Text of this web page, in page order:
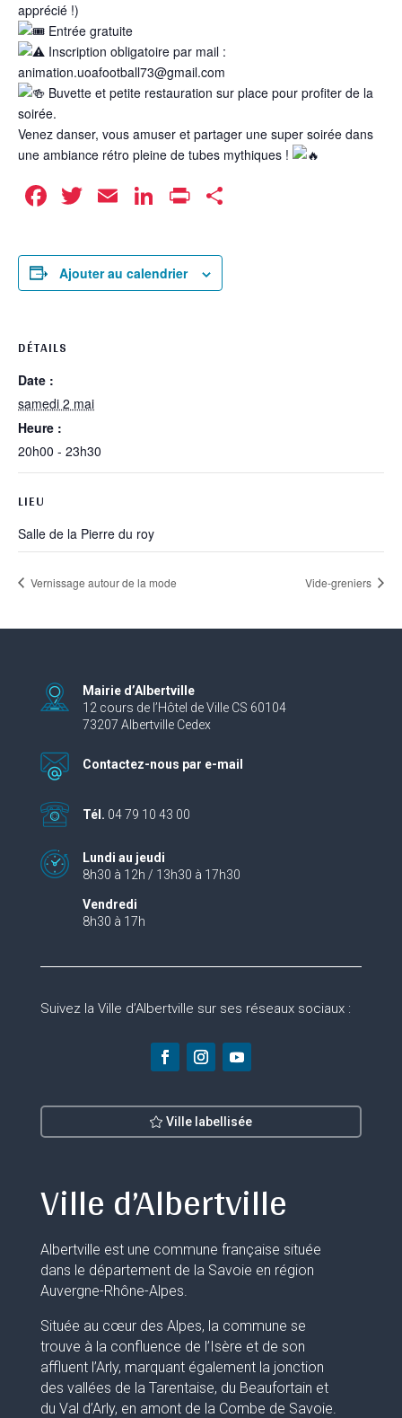
apprécié !)
Entrée gratuite
Inscription obligatoire par mail :
animation.uoafootball73@gmail.com
Buvette et petite restauration sur place pour profiter de la
soirée.
Venez danser, vous amuser et partager une super soirée dans
une ambiance rétro pleine de tubes mythiques !
Facebook
Twitter
EmailLinkedIn
Print
Ajouter au calendrier
DÉTAILS
Date :
samedi 2 mai
Heure :
20h00 - 23h30
LIEU
Salle de la Pierre du roy
Vernissage autour de la mode Vide-greniers
Mairie d’Albertville
12 cours de l’Hôtel de Ville CS 60104
73207 Albertville Cedex
Contactez-nous par e-mail
Tél. 04 79 10 43 00
Lundi au jeudi
8h30 à 12h / 13h30 à 17h30
Vendredi
8h30 à 17h
Suivez la Ville d’Albertville sur ses réseaux sociaux :
Ville labellisée
Ville d’Albertville
Albertville est une commune française située
dans le département de la Savoie en région
Auvergne-Rhône-Alpes.
Située au cœur des Alpes, la commune se
trouve à la confluence de l’Isère et de son
affluent l’Arly, marquant également la jonction
des vallées de la Tarentaise, du Beaufortain et
du Val d’Arly, en amont de la Combe de Savoie.